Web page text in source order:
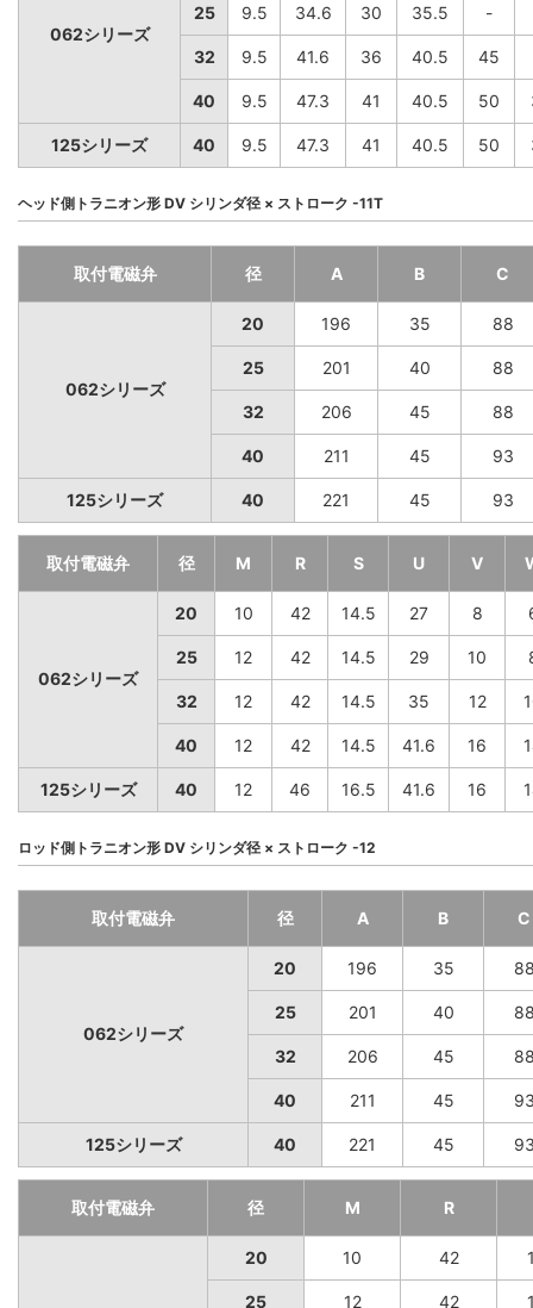
062シリーズ
25 9.5 34.6 30 35.5 -
32 9.5 41.6 36 40.5 45
40 9.5 47.3 41 40.5 50
125シリーズ 40 9.5 47.3 41 40.5 50
ヘッド側トラニオン形 DV シリンダ径 × ストローク -11T
取付電磁弁 径 A B C
062シリーズ
20 196 35 88
25 201 40 88
32 206 45 88
40 211 45 93
125シリーズ 40 221 45 93
取付電磁弁 径 M R S U V
062シリーズ
20 10 42 14.5 27 8
25 12 42 14.5 29 10
32 12 42 14.5 35 12
40 12 42 14.5 41.6 16
125シリーズ 40 12 46 16.5 41.6 16
ロッド側トラニオン形 DV シリンダ径 × ストローク -12
取付電磁弁 径 A B C
062シリーズ
20 196 35
25 201 40
32 206 45
40 211 45
125シリーズ 40 221 45
取付電磁弁 径 M R
20 10 42
25 12 42